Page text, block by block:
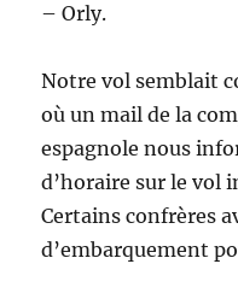
– Orly.
Notre vol semblait
où un mail de la
espagnole nous
d’horaire sur le vol
Certains confrères
d’embarquement